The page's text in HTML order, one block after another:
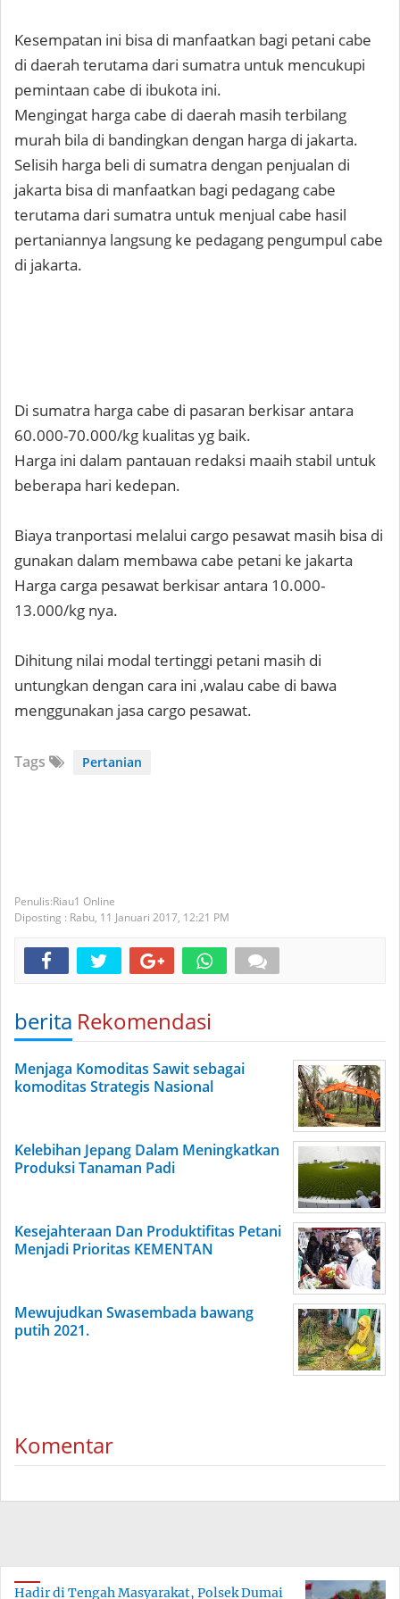
Kesempatan ini bisa di manfaatkan bagi petani cabe
di daerah terutama dari sumatra untuk mencukupi
pemintaan cabe di ibukota ini.
Mengingat harga cabe di daerah masih terbilang
murah bila di bandingkan dengan harga di jakarta.
Selisih harga beli di sumatra dengan penjualan di
jakarta bisa di manfaatkan bagi pedagang cabe
terutama dari sumatra untuk menjual cabe hasil
pertaniannya langsung ke pedagang pengumpul cabe
di jakarta.
Di sumatra harga cabe di pasaran berkisar antara
60.000-70.000/kg kualitas yg baik.
Harga ini dalam pantauan redaksi maaih stabil untuk
beberapa hari kedepan.
Biaya tranportasi melalui cargo pesawat masih bisa di
gunakan dalam membawa cabe petani ke jakarta
Harga carga pesawat berkisar antara 10.000-
13.000/kg nya.
Dihitung nilai modal tertinggi petani masih di
untungkan dengan cara ini ,walau cabe di bawa
menggunakan jasa cargo pesawat.
Tags Pertanian
Riau1 Online
Diposting : Rabu, 11 Januari 2017, 12:21 PM
berita Rekomendasi
Menjaga Komoditas Sawit sebagai
komoditas Strategis Nasional
Kelebihan Jepang Dalam Meningkatkan
Produksi Tanaman Padi
Kesejahteraan Dan Produktifitas Petani
Menjadi Prioritas KEMENTAN
Mewujudkan Swasembada bawang
putih 2021.
Komentar
Hadir di Tengah Masyarakat, Polsek Dumai